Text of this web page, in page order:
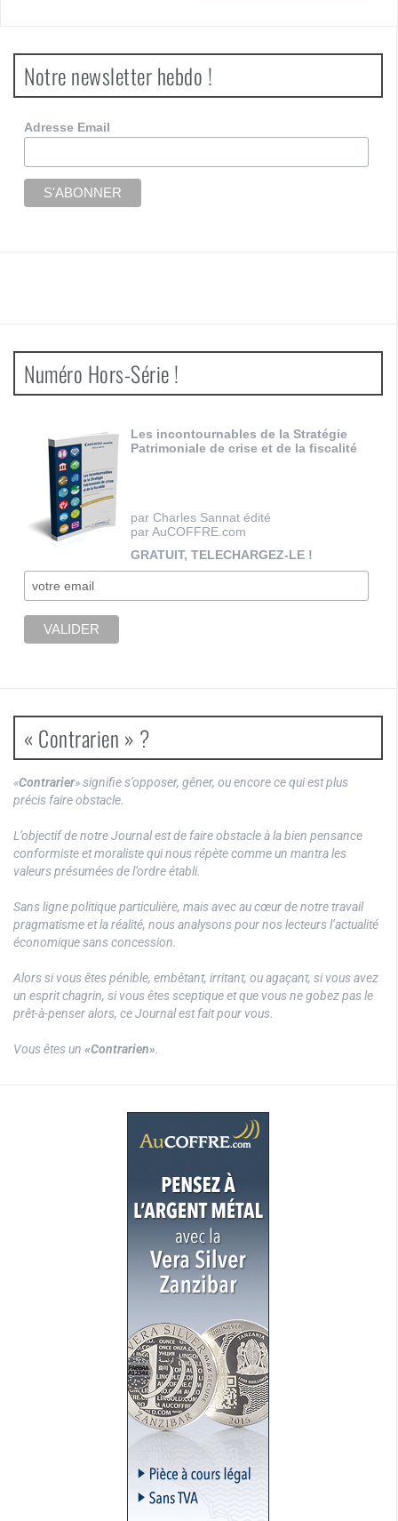
Notre newsletter hebdo !
Adresse Email
Numéro Hors-Série !
Les incontournables de la Stratégie
Patrimoniale de crise et de la fiscalité
par Charles Sannat édité
par AuCOFFRE.com
GRATUIT, TELECHARGEZ-LE !
« Contrarien » ?
«Contrarier» signifie s’opposer, gêner, ou encore ce qui est plus
précis faire obstacle.
L’objectif de notre Journal est de faire obstacle à la bien pensance
conformiste et moraliste qui nous répète comme un mantra les
valeurs présumées de l’ordre établi.
Sans ligne politique particulière, mais avec au cœur de notre travail
pragmatisme et la réalité, nous analysons pour nos lecteurs l’actualité
économique sans concession.
Alors si vous êtes pénible, embêtant, irritant, ou agaçant, si vous avez
un esprit chagrin, si vous êtes sceptique et que vous ne gobez pas le
prêt-à-penser alors, ce Journal est fait pour vous.
Vous êtes un «Contrarien».